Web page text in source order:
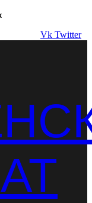
Vk Twitter